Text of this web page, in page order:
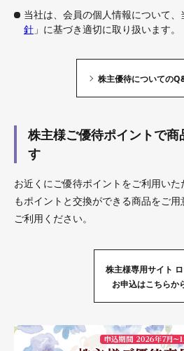
当社は、会員の個人情報について、
針 」に基づき適切に取り扱います。
株主優待についての
株主様ご優待ポイントで商
す
お近くにご優待ポイントをご利用い
もポイントと交換ができる商品をご用
ご利用ください。
株主様専用サイト
お申込はこちらか